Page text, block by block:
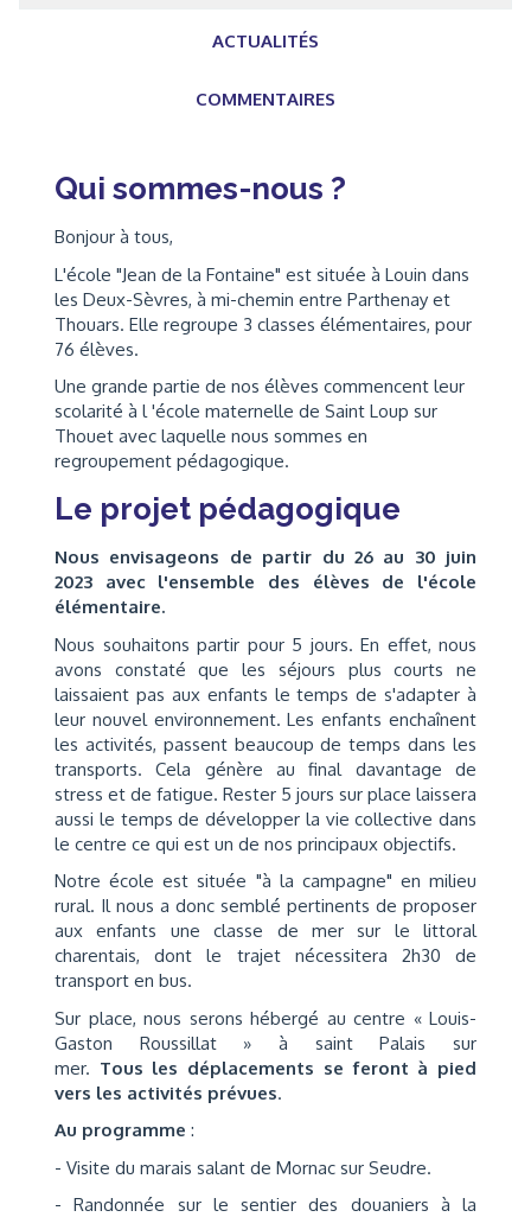
ACTUALITÉS
COMMENTAIRES
Qui sommes-nous ?
Bonjour à tous,
L'école "Jean de la Fontaine" est située à Louin dans
les Deux-Sèvres, à mi-chemin entre Parthenay et
Thouars. Elle regroupe 3 classes élémentaires, pour
76 élèves.
Une grande partie de nos élèves commencent leur
scolarité à l 'école maternelle de Saint Loup sur
Thouet avec laquelle nous sommes en
regroupement pédagogique.
Le projet pédagogique
Nous envisageons de partir du 26 au 30 juin
2023 avec l'ensemble des élèves de l'école
élémentaire.
Nous souhaitons partir pour 5 jours. En effet, nous
avons constaté que les séjours plus courts ne
laissaient pas aux enfants le temps de s'adapter à
leur nouvel environnement. Les enfants enchaînent
les activités, passent beaucoup de temps dans les
transports. Cela génère au final davantage de
stress et de fatigue. Rester 5 jours sur place laissera
aussi le temps de développer la vie collective dans
le centre ce qui est un de nos principaux objectifs.
Notre école est située "à la campagne" en milieu
rural. Il nous a donc semblé pertinents de proposer
aux enfants une classe de mer sur le littoral
charentais, dont le trajet nécessitera 2h30 de
transport en bus.
Sur place, nous serons hébergé au centre « Louis-
Gaston Roussillat » à saint Palais sur
mer. Tous les déplacements se feront à pied
vers les activités prévues.
Au programme :
- Visite du marais salant de Mornac sur Seudre.
- Randonnée sur le sentier des douaniers à la